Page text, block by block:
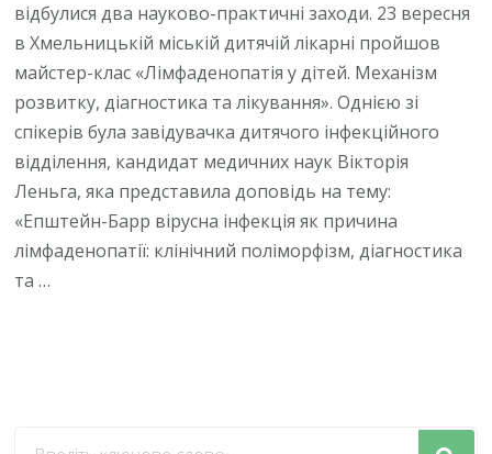
відбулися два науково-практичні заходи. 23 вересня
в Хмельницькій міській дитячій лікарні пройшов
майстер-клас «Лімфаденопатія у дітей. Механізм
розвитку, діагностика та лікування». Однією зі
спікерів була завідувачка дитячого інфекційного
відділення, кандидат медичних наук Вікторія
Леньга, яка представила доповідь на тему:
«Епштейн-Барр вірусна інфекція як причина
лімфаденопатії: клінічний поліморфізм, діагностика
та …